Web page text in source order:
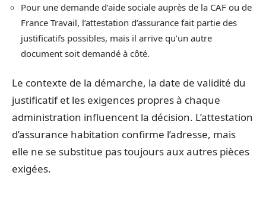
Pour une demande d’aide sociale auprès de la CAF ou de
France Travail, l’attestation d’assurance fait partie des
justificatifs possibles, mais il arrive qu’un autre
document soit demandé à côté.
Le contexte de la démarche, la date de validité du
justificatif et les exigences propres à chaque
administration influencent la décision. L’attestation
d’assurance habitation confirme l’adresse, mais
elle ne se substitue pas toujours aux autres pièces
exigées.